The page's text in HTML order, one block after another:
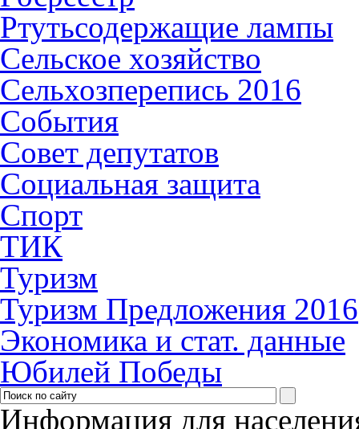
Ртутьсодержащие лампы
Сельское хозяйство
Сельхозперепись 2016
События
Совет депутатов
Социальная защита
Спорт
ТИК
Туризм
Туризм Предложения 2016
Экономика и стат. данные
Юбилей Победы
Информация для